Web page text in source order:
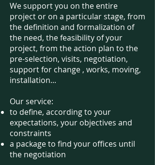
We support you on the entire
project or on a particular stage, from
the definition and formalization of
the need, the feasibility of your
project, from the action plan to the
pre-selection, visits, negotiation,
support for change , works, moving,
installation...
Our service:
to define, according to your
expectations, your objectives and
constraints
a package to find your offices until
the negotiation